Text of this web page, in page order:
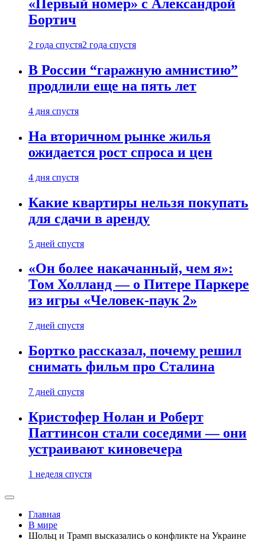
«Первый номер» с Александрой
Бортич
2 года спустя2 года спустя
В России “гаражную амнистию”
продлили еще на пять лет
4 дня спустя
На вторичном рынке жилья
ожидается рост спроса и цен
4 дня спустя
Какие квартиры нельзя покупать
для сдачи в аренду
5 дней спустя
«Он более накачанный, чем я»:
Том Холланд — о Питере Паркере
из игры «Человек-паук 2»
7 дней спустя
Бортко рассказал, почему решил
снимать фильм про Сталина
7 дней спустя
Кристофер Нолан и Роберт
Паттинсон стали соседями — они
устраивают киновечера
1 неделя спустя
Главная
В мире
Шольц и Трамп высказались о конфликте на Украине